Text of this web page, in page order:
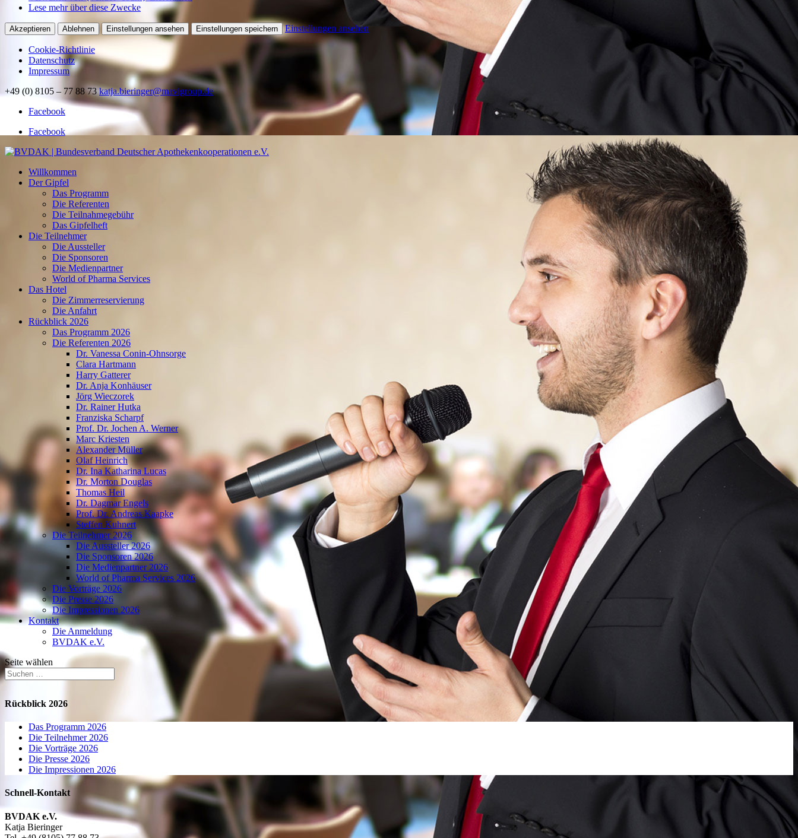
Lese mehr über diese Zwecke
Akzeptieren Ablehnen Einstellungen ansehen Einstellungen speichern Einstellungen ansehen
Cookie-Richtlinie
Datenschutz
Impressum
+49 (0) 8105 – 77 88 73 katja.bieringer@mavigroup.de
Facebook
Facebook
Willkommen
Der Gipfel
Das Programm
Die Referenten
Die Teilnahmegebühr
Das Gipfelheft
Die Teilnehmer
Die Aussteller
Die Sponsoren
Die Medienpartner
World of Pharma Services
Das Hotel
Die Zimmerreservierung
Die Anfahrt
Rückblick 2026
Das Programm 2026
Die Referenten 2026
Dr. Vanessa Conin-Ohnsorge
Clara Hartmann
Harry Gatterer
Dr. Anja Konhäuser
Jörg Wieczorek
Dr. Rainer Hutka
Franziska Scharpf
Prof. Dr. Jochen A. Werner
Marc Kriesten
Alexander Müller
Olaf Heinrich
Dr. Ina Katharina Lucas
Dr. Morton Douglas
Thomas Heil
Dr. Dagmar Engels
Prof. Dr. Andreas Kaapke
Steffen Kuhnert
Die Teilnehmer 2026
Die Aussteller 2026
Die Sponsoren 2026
Die Medienpartner 2026
World of Pharma Services 2026
Die Vorträge 2026
Die Presse 2026
Die Impressionen 2026
Kontakt
Die Anmeldung
BVDAK e.V.
Seite wählen
Rückblick 2026
Das Programm 2026
Die Teilnehmer 2026
Die Vorträge 2026
Die Presse 2026
Die Impressionen 2026
Schnell-Kontakt
BVDAK e.V.
Katja Bieringer